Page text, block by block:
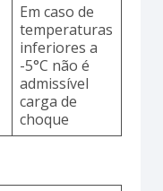
Em caso de
temperaturas
inferiores a
-5°C não é
admissível
carga de
choque